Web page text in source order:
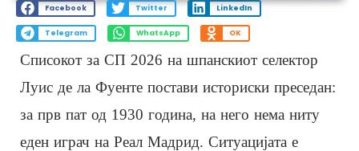
Facebook Twitter LinkedIn
Telegram WhatsApp OK
Списокот за СП 2026 на шпанскиот селектор
Луис де ла Фуенте постави историски преседан:
за прв пат од 1930 година, на него нема ниту
еден играч на Реал Мадрид. Ситуацијата е